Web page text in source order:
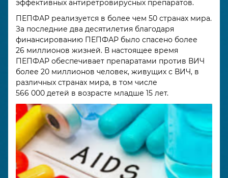
эффективных антиретровирусных препаратов.
ПЕПФАР реализуется в более чем 50 странах мира.
За последние два десятилетия благодаря
финансированию ПЕПФАР было спасено более
26 миллионов жизней. В настоящее время
ПЕПФАР обеспечивает препаратами против ВИЧ
более 20 миллионов человек, живущих с ВИЧ, в
различных странах мира, в том числе
566 000 детей в возрасте младше 15 лет.